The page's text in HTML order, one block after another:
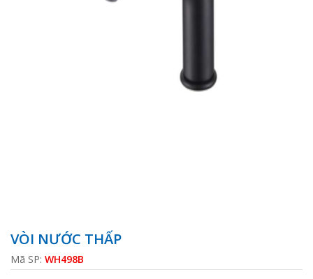
VÒI NƯỚC THẤP
Mã SP: WH498B